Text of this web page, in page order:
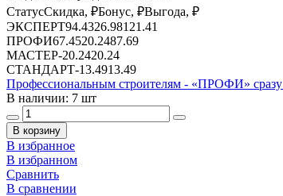
СтатусСкидка, ₽Бонус, ₽Выгода, ₽
ЭКСПЕРТ94.4326.98121.41
ПРОФИ67.4520.2487.69
МАСТЕР-20.2420.24
СТАНДАРТ-13.4913.49
Профессиональным строителям - «ПРОФИ»
В наличии: 7 шт
В корзину
В избранное
В избранном
Сравнить
В сравнении